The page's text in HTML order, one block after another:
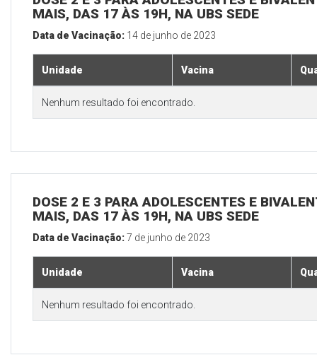
MAIS, DAS 17 ÀS 19H, NA UBS SEDE
Data de Vacinação: 14 de junho de 2023
Unidade Vacina
Nenhum resultado foi encontrado.
DOSE 2 E 3 PARA ADOLESCENTES E
MAIS, DAS 17 ÀS 19H, NA UBS SEDE
Data de Vacinação:7 de junho de 2023
Unidade Vacina
Nenhum resultado foi encontrado.